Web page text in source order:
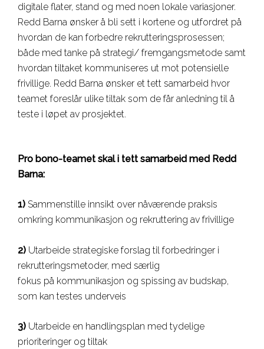
digitale flater, stand og med noen lokale variasjoner.
Redd Barna ønsker å bli sett i kortene og utfordret på
hvordan de kan forbedre rekrutteringsprosessen;
både med tanke på strategi/ fremgangsmetode samt
hvordan tiltaket kommuniseres ut mot potensielle
frivillige. Redd Barna ønsker et tett samarbeid hvor
teamet foreslår ulike tiltak som de får anledning til å
teste i løpet av prosjektet.
Pro bono-teamet skal i tett samarbeid med Redd
Barna:
1) Sammenstille innsikt over nåværende praksis
omkring kommunikasjon og rekruttering av frivillige
2) Utarbeide strategiske forslag til forbedringer i
rekrutteringsmetoder, med særlig
fokus på kommunikasjon og spissing av budskap,
som kan testes underveis
3) Utarbeide en handlingsplan med tydelige
prioriteringer og tiltak